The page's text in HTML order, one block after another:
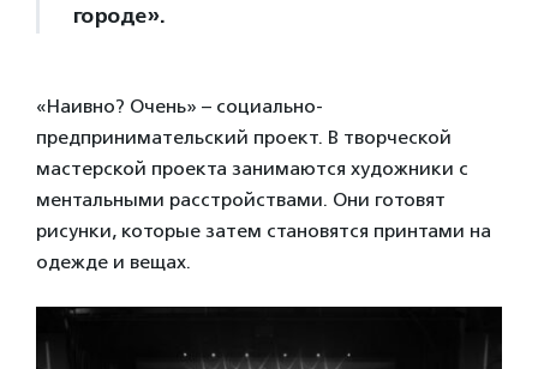
городе».
«Наивно? Очень» – социально-
предпринимательский проект. В творческой
мастерской проекта занимаются художники с
ментальными расстройствами. Они готовят
рисунки, которые затем становятся принтами на
одежде и вещах.